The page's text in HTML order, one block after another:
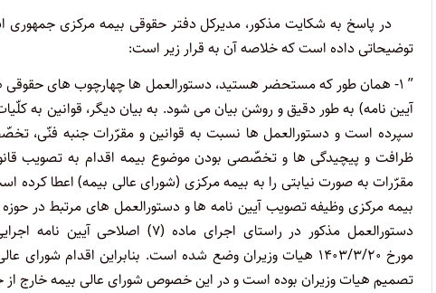
توضیحاتی داده است که خلاصه آن به قرار زیر است:
” ۱- همان طور که مستحضر هستید، دستورالعمل ها چهارچوب های حقوقی
آیین نامه) به طور دقیق و روشن بیان می شود. به بیان دیگر، قوانین به
سپرده است و دستورالعمل ها نسبت به قوانین و مقرّرات جنبه فنّی،
ظرافت و پیچیدگی ها و تخصّصی بودن موضوع بیمه اقدام به تصویب
بیمه مرکزی وظیفه تصویب آیین نامه ها و دستورالعمل های مرتبط در
مورخ ۱۴۰۳/۳/۲۰ هیات وزیران وضع شده است. بنابراین
تصمیم هیات وزیران بوده است و در این خصوص شورای عالی بیمه خارج از